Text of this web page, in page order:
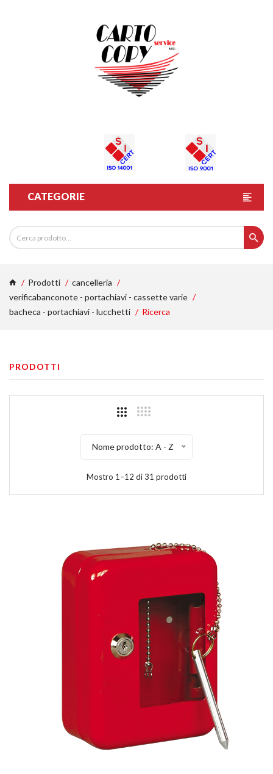
CATEGORIE
Prodotti
cancelleria
verificabanconote - portachiavi - cassette varie
bacheca - portachiavi - lucchetti
Ricerca
PRODOTTI
Nome prodotto: A - Z
Mostro 1–12 di 31 prodotti